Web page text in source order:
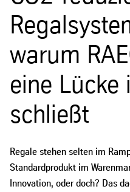
warum
eine Lücke
schließt
Regale stehen selten im
Standardprodukt im
Innovation, oder doch? Das